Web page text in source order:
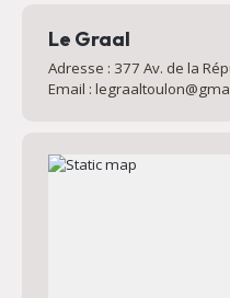
Le Graal
Adresse : 377 Av. de la
Email :